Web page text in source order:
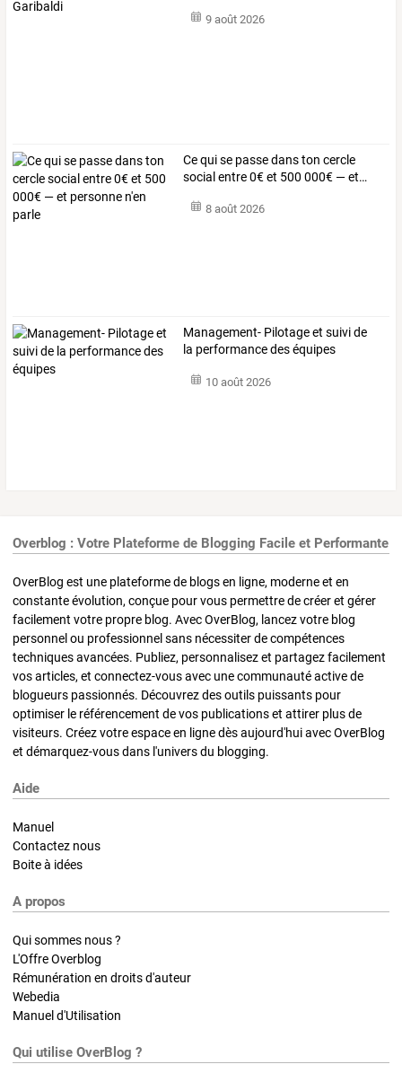
9 août 2026
Cequise passedanston cercle
social entre0€et 500 000€ —et…
8 août 2026
Management- Pilotage et suivi de
la performance des équipes
10 août 2026
Overblog : Votre Plateforme de Blogging Facile et Performante
OverBlog est une plateforme de blogs en ligne, moderne et en
constante évolution, conçue pour vous permettre de créer et gérer
facilement votre propre blog. Avec OverBlog, lancez votre blog
personnel ou professionnel sans nécessiter de compétences
techniques avancées. Publiez, personnalisez et partagez facilement
vos articles, et connectez-vous avec une communauté active de
blogueurs passionnés. Découvrez des outils puissants pour
optimiser le référencement de vos publications et attirer plus de
visiteurs. Créez votre espace en ligne dès aujourd'hui avec OverBlog
et démarquez-vous dans l'univers du blogging.
Aide
Manuel
Contactez nous
Boite à idées
A propos
Qui sommes nous ?
L'Offre Overblog
Rémunération en droits d'auteur
Webedia
Manuel d'Utilisation
Qui utilise OverBlog ?